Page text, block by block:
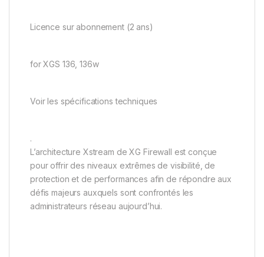
Licence sur abonnement (2 ans)
for XGS 136, 136w
Voir les spécifications techniques
.
L’architecture Xstream de XG Firewall est conçue
pour offrir des niveaux extrêmes de visibilité, de
protection et de performances afin de répondre aux
défis majeurs auxquels sont confrontés les
administrateurs réseau aujourd’hui.